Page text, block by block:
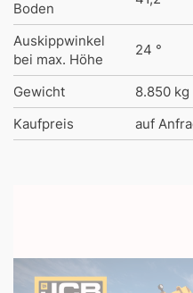
Boden
Auskippwinkel
bei max. Höhe
24 °
Gewicht 8.850 kg
Kaufpreis
auf